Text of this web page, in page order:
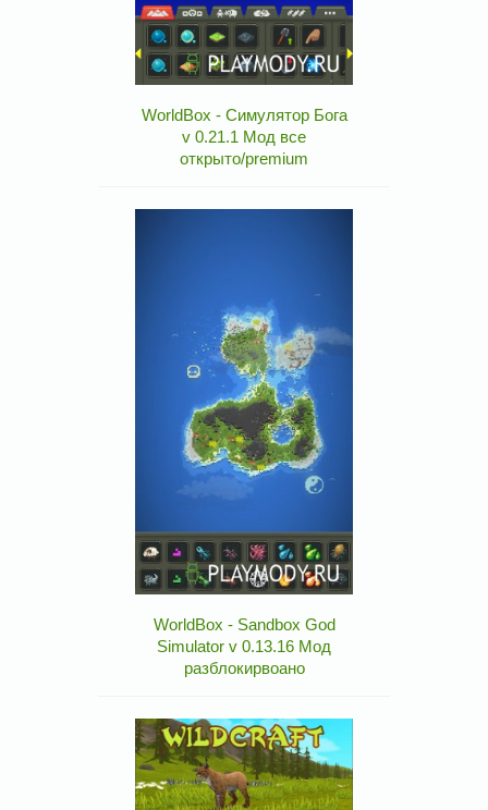
WorldBox - Симулятор Бога
v 0.21.1 Мод все
открыто/premium
WorldBox - Sandbox God
Simulator v 0.13.16 Мод
разблокирвоано